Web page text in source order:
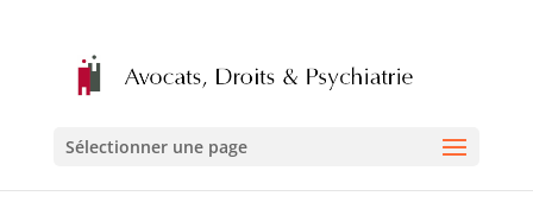
Sélectionner une page